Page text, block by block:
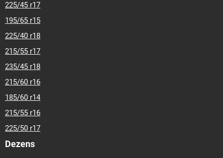
225/45 r17
195/65 r15
225/40 r18
215/55 r17
235/45 r18
215/60 r16
185/60 r14
215/55 r16
225/50 r17
Dezens